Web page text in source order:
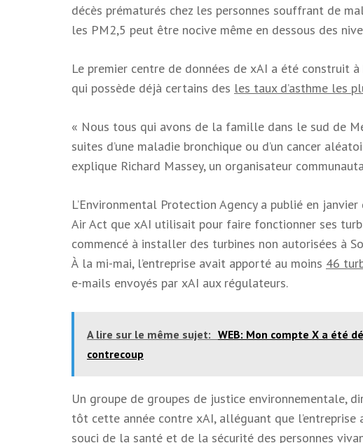
décès prématurés chez les personnes souffrant de
les PM2,5 peut être nocive même en dessous des
Le premier centre de données de xAI a été construit
qui possède déjà certains des les taux d’asthme les
« Nous tous qui avons de la famille dans le sud de
suites d’une maladie bronchique ou d’un cancer
explique Richard Massey, un organisateur
L’Environmental Protection Agency a publié en
Air Act que xAI utilisait pour faire fonctionner ses
commencé à installer des turbines non autorisées à
À la mi-mai, l’entreprise avait apporté au moins 46
e-mails envoyés par xAI aux régulateurs.
A lire sur le même sujet: WEB: Mon compte X a été
contrecoup
Un groupe de groupes de justice environnementale,
tôt cette année contre xAI, alléguant que l’entreprise
souci de la santé et de la sécurité des personnes